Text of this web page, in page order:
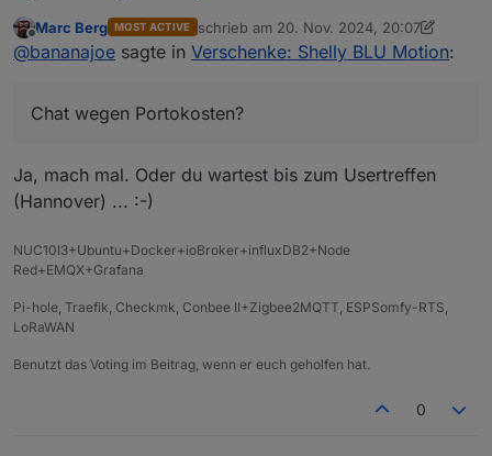
a
h
P
i
o
S
k
0 €
Kaufen.
PN / Chat wegen Portokosten?
Offline
Marc Berg MOST ACTIVE schrieb am 20. Nov. 2024, 20:07
zuletzt editiert von Marc Berg
@bananajoe sagte in Verschenke: Shelly BLU Motion:
Chat wegen Portokosten?
Ja, mach mal. Oder du wartest bis zum Usertreffen
(Hannover) ... :-)
NUC10I3+Ubuntu+Docker+ioBroker+influxDB2+Node
Red+EMQX+Grafana
Pi-hole, Traefik, Checkmk, Conbee II+Zigbee2MQTT, ESPSomfy-RTS,
LoRaWAN
Benutzt das Voting im Beitrag, wenn er euch geholfen hat.
0